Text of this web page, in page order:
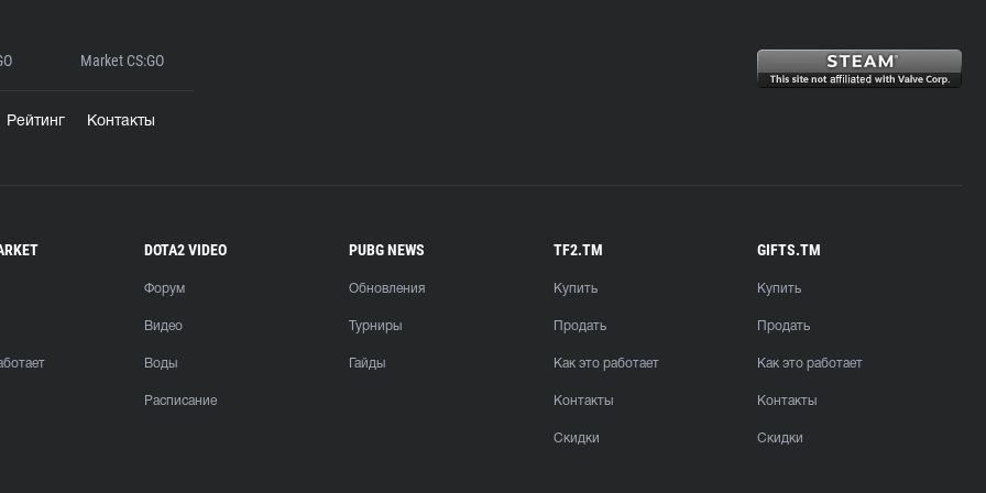
Market CS:GO
Рейтинг Контакты
DOTA2 VIDEO
Форум
Видео
Воды
Расписание
PUBG NEWS
Обновления
Турниры
Гайды
TF2.TM
Купить
Продать
Как это работает
Контакты
Скидки
GIFTS.TM
Купить
Продать
Как это работает
Контакты
Скидки